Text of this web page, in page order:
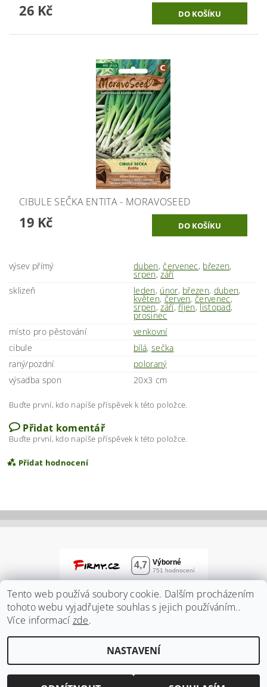
26 Kč
CIBULE SEČKA ENTITA - MORAVOSEED
19 Kč
výsev přímý duben,červenec, březen,
srpen,září
sklizeň
leden, únor, březen, duben,
květen,červen,červenec,
srpen,září,říjen,listopad,
prosinec
místo pro pěstování
venkovní
cibule
bílá, sečka
raný/pozdní
poloraný
výsadba spon
20x3 cm
Buďte první, kdo napíše příspěvek k této položce.
Přidat komentář
Buďte první, kdo napíše příspěvek k této položce.
Přidat hodnocení
Vložením hodnocení souhlasíte spodmínkami
ochrany osobních údajů
2026 ©Zahradnidum.cz, všechna práva vyhrazena
Tento web používá soubory cookie. Dalším procházením
tohoto webu vyjadřujete souhlas s jejich používáním..
Více informací zde.
NASTAVENÍ